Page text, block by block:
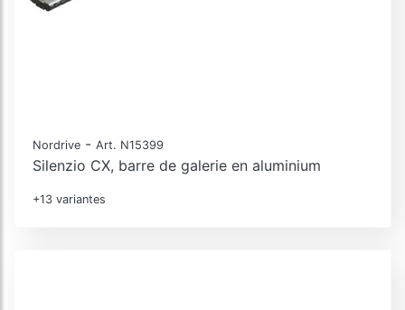
Nordrive - Art. N15399
Silenzio CX, barre de galerie en aluminium
+13 variantes